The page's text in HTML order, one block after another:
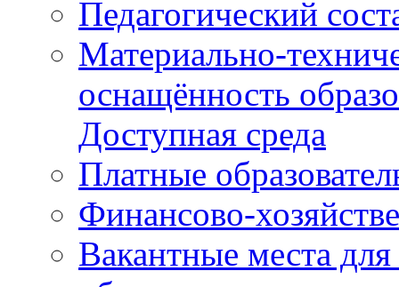
Педагогический
Материально-
оснащённость
Доступная среда
Платные
Финансово-
Вакантные места